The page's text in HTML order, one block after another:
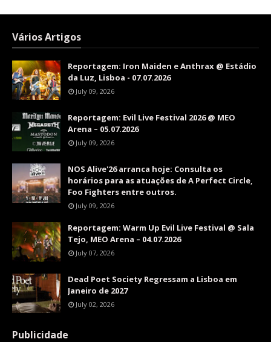
Vários Artigos
Reportagem: Iron Maiden e Anthrax @ Estádio
da Luz, Lisboa - 07.07.2026
July 09, 2026
Reportagem: Evil Live Festival 2026 @ MEO
Arena – 05.07.2026
July 09, 2026
NOS Alive'26 arranca hoje: Consulta os
horários para as atuações de A Perfect Circle,
Foo Fighters entre outros.
July 09, 2026
Reportagem: Warm Up Evil Live Festival @ Sala
Tejo, MEO Arena – 04.07.2026
July 07, 2026
Dead Poet Society Regressam a Lisboa em
Janeiro de 2027
July 02, 2026
Publicidade